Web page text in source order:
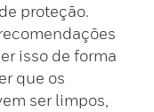
proteção.
isso de forma
que os
ser limpos,